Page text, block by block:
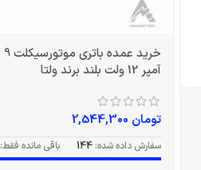
خرید عمده باتری موتورسیکلت 9
آمپر 12 ولت بلند برند ولتا
تومان
سفارش داده شده: 144 باقی مانده فقط: